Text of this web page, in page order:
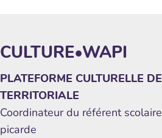
CULTURE•WAPI
PLATEFORME CULTURELLE
TERRITORIALE
Coordinateur du référent
picarde